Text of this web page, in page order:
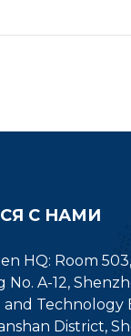
С НАМИ
HQ: Room
No. A-12,
and Technology
District,